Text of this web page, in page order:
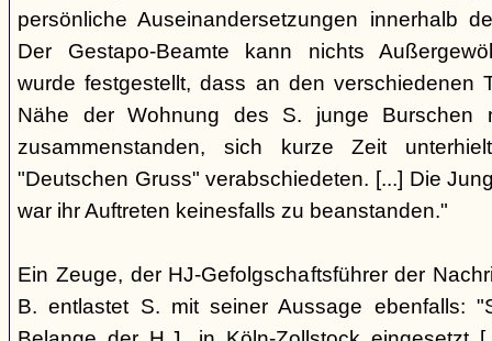
persönliche Auseinandersetzungen innerhalb
Der Gestapo-Beamte kann nichts
wurde festgestellt, dass an den verschiedenen
Nähe der Wohnung des S. junge Burschen
zusammenstanden, sich kurze Zeit
"Deutschen Gruss" verabschiedeten. [...] Die
war ihr Auftreten keinesfalls zu beanstanden."
Ein Zeuge, der HJ-Gefolgschaftsführer der
B. entlastet S. mit seiner Aussage ebenfalls: